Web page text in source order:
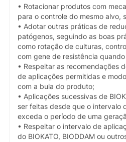
• Rotacionar produtos com
para o controle do mesmo alvo,
• Adotar outras práticas de
patógenos, seguindo as boas
como rotação de culturas,
com gene de resistência
• Respeitar as recomendações
de aplicações permitidas e
com a bula do produto;
• Aplicações sucessivas de
ser feitas desde que o intervalo
exceda o período de uma
• Respeitar o intervalo de
do BIOKATO, BIODDAM ou